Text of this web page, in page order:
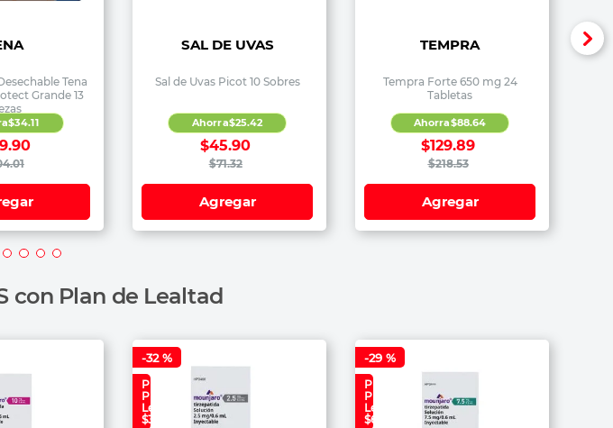
Tena
Grande 13
.01
.90
$34.11
SAL DE UVAS
Sal de Uvas Picot 10 Sobres
$71.32
$45.90
Ahorra$25.42
Agregar
TEMPRA
Tempra Forte 650 mg 24
Tabletas
$218.53
$129.89
Ahorra$88.64
Agregar
con Plan de Lealtad
-32 %
Precio
Plan
Lealtad:
$3,499
-29 %
Precio
Plan
Lealtad:
$6,690